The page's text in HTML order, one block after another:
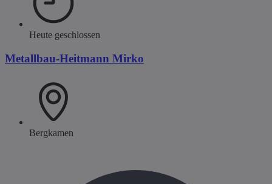
Heute geschlossen
Metallbau-Heitmann Mirko
Bergkamen